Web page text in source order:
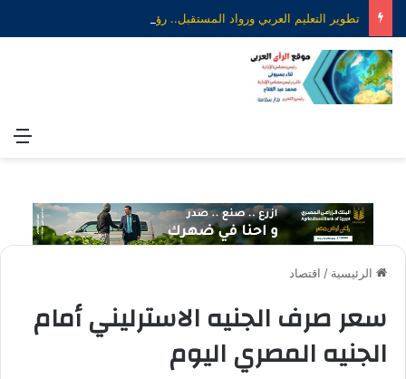
الرئيسية / اقتصاد
سعر صرف الجنيه الاسترليني أمام
الجنيه المصري اليوم